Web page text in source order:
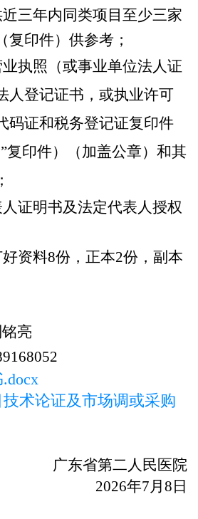
三年内同类项目至少三家
复印件）供参考；
执照（或事业单位法人证
人登记证书，或执业许可
码证和税务登记证复印件
”复印件）（加盖公章）和其
证明书及法定代表人授权
资料8份，正本2份，副本
亮
术论证及市场调或采购
广东省第二人民医院
2026年7月 8 日